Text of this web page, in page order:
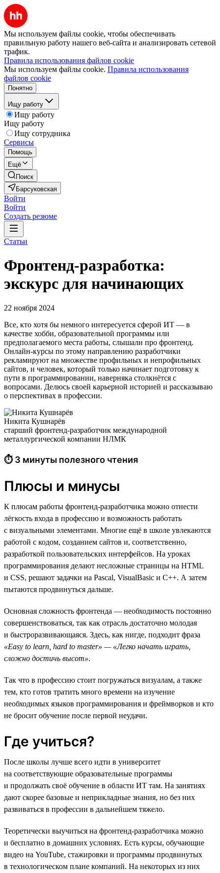
Мы используем файлы cookie, чтобы обеспечивать
правильную работу нашего веб-сайта и анализировать сетевой
трафик.
Правила использования файлов cookie
Мы используем файлы cookie. Правила использования
файлов cookie
Понятно
Ищу работу
Ищу работу
Ищу работу
Ищу сотрудника
Сервисы
Помощь
Ещё
Поиск
Барсуковская
Войти
Войти
Создать резюме
Статьи
Фронтенд-разработка:
экскурс для начинающих
22 ноября 2024
Все, кто хотя бы немного интересуется сферой ИТ — в
качестве хобби, образовательной программы или
предполагаемого места работы, слышали про фронтенд.
Онлайн-курсы по этому направлению разработчики
рекламируют на множестве профильных и непрофильных
сайтов, и человек, который только начинает подготовку к
пути в программировании, наверняка столкнётся с
вопросами. Делюсь своей карьерной историей и рассказываю
о перспективах в профессии.
Никита Кушнарёв
старший фронтенд-разработчик международной
металлургической компании НЛМК
⏱ 3 минуты полезного чтения
Плюсы и минусы
К плюсам работы фронтенд-разработчика можно отнести
лёгкость входа в профессию и возможность работать
с визуальными элементами. Многие ещё в школе увлекаются
работой с кодом, созданием сайтов и, соответственно,
разработкой пользовательских интерфейсов. На уроках
программирования делают несложные страницы на HTML
и CSS, решают задачки на Pascal, VisualBasic и C++. А затем
пытаются продвинуться дальше.
Основная сложность фронтенда — необходимость постоянно
совершенствоваться, так как отрасль достаточно молодая
и быстроразвивающаяся. Здесь, как нигде, подходит фраза
«Easy to learn, hard to master» — «Легко начать играть,
сложно достичь высот».
Так что в профессию стоит погружаться визуалам, а также
тем, кто готов тратить много времени на изучение
необходимых языков программирования и фреймворков и кто
не бросит обучение после первой неудачи.
Где учиться?
После школы лучше всего идти в университет
на соответствующие образовательные программы
и продолжать своё обучение в области ИТ там. На занятиях
дают скорее базовые и неприкладные знания, но без них
развиваться в профессии в дальнейшем тяжело.
Теоретически выучиться на фронтенд-разработчика можно
и бесплатно в домашних условиях. Есть курсы, обучающие
видео на YouTube, стажировки и программы продвинутых
в технологическом плане компаний. На некоторых из них